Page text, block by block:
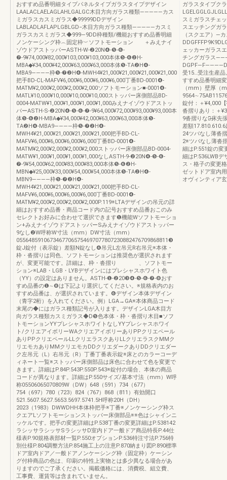
おすすめ品番明細タイプパネルタイプガラスタイプデザイン
LAALACLAELAGLAHLGALGC木目方向ガラス種類―――――カス
ミガラスカスミガラス◆99999DDデザイン
LABLADLAFLAPLGBLGD−木目方向ガラス種類―――――カスミ
ガラスカスミガラス◆999―9DD枠種類/機能おすすめ品番明細
ノンケーシング枠︵固定枠︶ソフトモーション ＋みえナイ
ゾウドアストッパーASTH-W-❷20N❹-❺-❻-
❼-9¥74,000¥82,000¥103,000¥103,000本体❺-❻❷H-
MBA◆¥34,000¥42,000¥63,000¥63,000本体❺-TA❷H❹-
MBA9――――枠❺-❼❷H❹-MWH4¥21,000¥21,000¥21,000¥21,000
把手BD-CL-MAFV¥6,000¥6,000¥6,000¥6,000丁番BD-0001❹-
MATM¥2,000¥2,000¥2,000¥2,000ソフトモーション■-0001❹-
MATL¥10,000¥10,000¥10,000¥10,000ストッパー床側部品BD-
0004-MATW¥1,000¥1,000¥1,000¥1,000みえナイゾウドアストッ
パーASTH-S-❷20N❹-❺-❻-❼-9¥64,000¥72,000¥93,000¥93,000本
体❺-❻❷H-MBA◆¥34,000¥42,000¥63,000¥63,000本体❺-
TA❷H❹-MBA9――――枠❺-❼❷H❹-
MWH4¥21,000¥21,000¥21,000¥21,000把手BD-CL-
MAFV¥6,000¥6,000¥6,000¥6,000丁番BD-0001❹-
MATM¥2,000¥2,000¥2,000¥2,000ストッパー床側部品BD-0004-
MATW¥1,000¥1,000¥1,000¥1,000なしASTH-9-❷20N❹-❺-❻-
❼-9¥54,000¥62,000¥83,000¥83,000本体❺-❻❷H-
MBN◆¥25,000¥33,000¥54,000¥54,000本体❺-TA❷H❹-
MBN9――――枠❺-❼❷H❹-
MWH4¥21,000¥21,000¥21,000¥21,000把手BD-CL-
MAFV¥6,000¥6,000¥6,000¥6,000丁番BD-0001❹-
MATM¥2,000¥2,000¥2,000¥2,000P.119※LTAデザインの吊元の詳
細はおすすめ品番・商品コード内の記号おすすめ品番おこのみ
セレクトお好みに合わせて選択できます❶機能Wソフトモーショ
ン+みえナイゾウドアストッパーSみえナイゾウドアストッパー
9なし❷W呼称W寸法（mm）DW寸法（mm）
05564859106734677065754697077807230882476709868811❸
錠J錠付（表示錠）差額N錠なし❹吊元L左吊元R右吊元※本体・
枠・沓摺りは同色、ソフトモーションは推奨色が選択されます
が、変更可能です。詳細は、枠・沓摺り 、ソフトモー
ション※LAB・LGB・LYBデザインにはプレシャスホワイト色
（YY）の設定はありません。ASTH-❶-❷20❸❹-❺-❻-❼-❽おす
すめ品番の❶∼❽は下記より選択してください。※規格表内のお
すすめ品番は、が選択されています。❻デザイン本体デザイン
（青字2桁）を入れてください。例）LGA→GA※本体商品コード
末尾の◆にはガラス種類記号が入ります。デザインLGA木目方
向ガラス種類カスミガラス◆D❺色本体・枠・沓摺り木目■ソフ
トモーションYYプレシャスホワイトなしYYプレシャスホワイ
ト/クリエアイボリーWAクリエアイボリーありPPクリエペール
ありPPクリエペールLLクリエラスクありLLクリエラスクMMク
リエモカありMMクリエモカDDクリエダークありDDクリエダー
ク左吊元（L）右吊元（R）丁番丁番表示錠※床とのカラーコーデ
ィネート一覧※ストッパー床側部品は床色に合わせて色を変更で
きます。詳細はP.84P.543P.550P.543※錠付の場合、本体の商品
コードが異なります。詳細はP.550サイズ/基本寸法（mm）W呼
称05506065070809W（DW）648（591）734（677）
754（697）780（723）824（767）868（811）有効開口
521.5607.5627.5653.5697.5741.5H呼称20H（DH）
2023（1983）DWWDHH本体枠把手※丁番※ノンケーシング枠ス
クエアLソフトモーションストッパー床側部品※※色はシャインニ
ッケルです。把手の変更詳細はP.538丁番の変更詳細はP.538142
ラシッサラシッサSラシッサD室内ドア一般ドア商品特長P.44仕
様表P.90規格表部材一覧P.550オプションP.536特注寸法P.756特
別仕様P.804調整方法P.854施工上の注意P.870納まり図P.890標準
ドア室内ドア／一般ドアノンケーシング枠（固定枠）ケーシン
グ付枠商品の色は、印刷の特性上実物とは多少異なる場合があ
りますのでご了承ください。掲載価格には、消費税、組立費、
工事費、運賃等は含まれていません。
ガラスタイプク
スミガラスチェ
スエッチングガ
（スクエア）―
ェッカーガラス
チングガラス
受15…受注生産
すすめ品番明細
（mm）壁厚（
錠付：＋¥4,000
沓摺りあり：＋
9沓摺りなし̶床先
差額
24ツバなし薄沓
2※ツバなし薄沓
細はP.551錠の変
細はP.536LWB
ス・格子の変更
ゼットドア室内
オヴィンティア